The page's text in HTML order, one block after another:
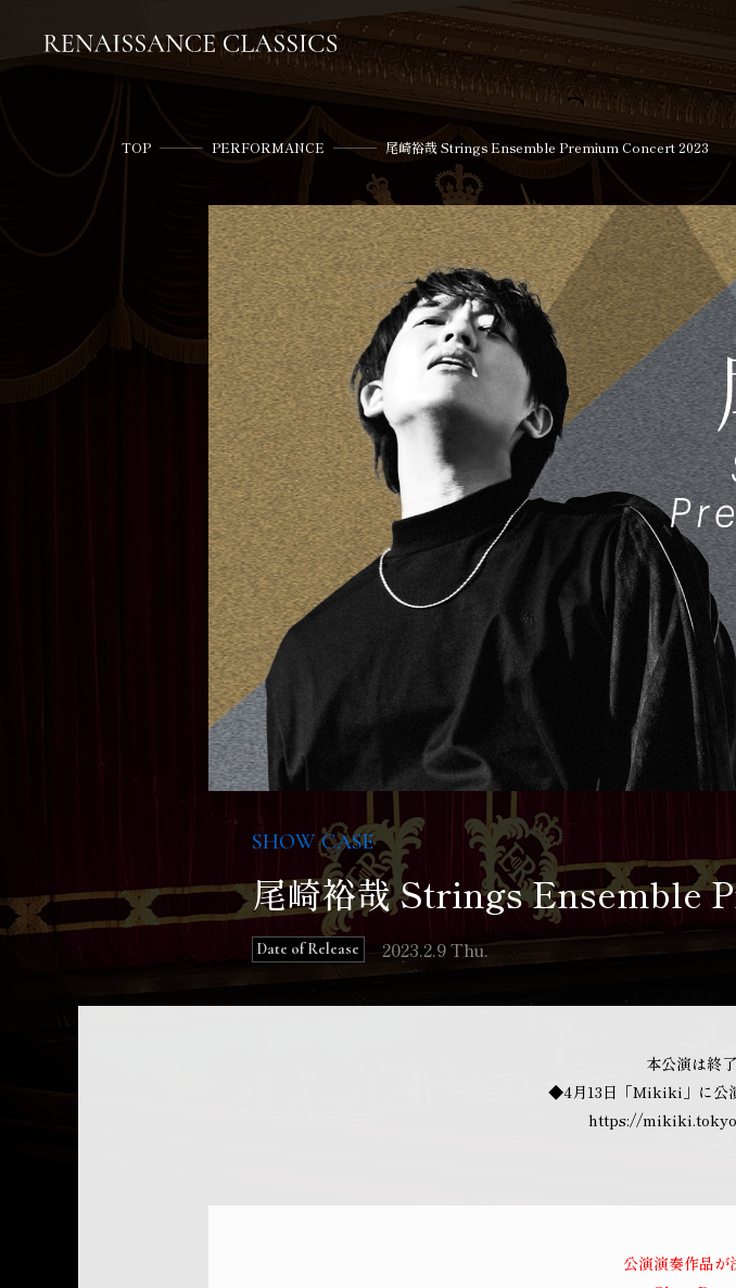
TOP PERFORMANCE 尾崎裕哉 Strings Ensemble Premium Concert 2023
SHOW CASE
尾崎裕哉 Strings Ensemble
Date of Release 2023.2.9 Thu.
本公演は終
◆4月13日「Mikiki」に公
https://
公演演奏作品が